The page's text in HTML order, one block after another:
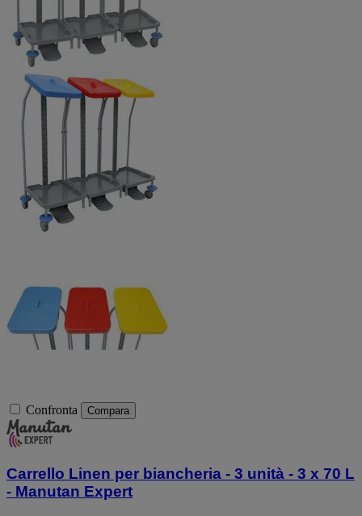
Confronta Compara
Carrello Linen per biancheria - 3 unità - 3 x 70 L
- Manutan Expert